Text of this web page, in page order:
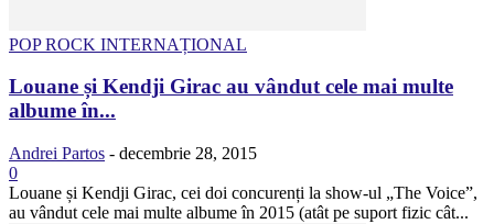
POP ROCK INTERNAȚIONAL
Louane și Kendji Girac au vândut cele mai multe
albume în...
Andrei Partos - decembrie 28, 2015
0
Louane și Kendji Girac, cei doi concurenți la show-ul „The Voice”,
au vândut cele mai multe albume în 2015 (atât pe suport fizic cât...